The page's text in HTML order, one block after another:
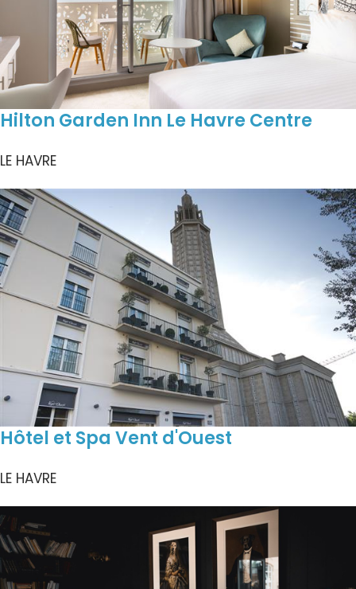
Hilton Garden Inn Le Havre Centre
LE HAVRE
Hôtel et Spa Vent d'Ouest
LE HAVRE